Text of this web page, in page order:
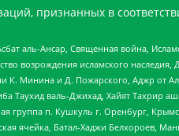
признанных в
аль-Ансар, Священная война,
возрождения исламского
Минина и Д. Пожарского, Аджр от
Таухид валь-Джихад, Хайят
группа п. Кушкуль г. Оренбург,
ячейка, Батал-Хаджи Белхороев,